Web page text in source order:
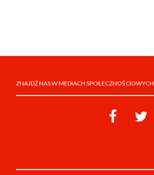
ZNAJDŹ NAS W MEDIACH SPOŁECZNOŚCIOWYCH